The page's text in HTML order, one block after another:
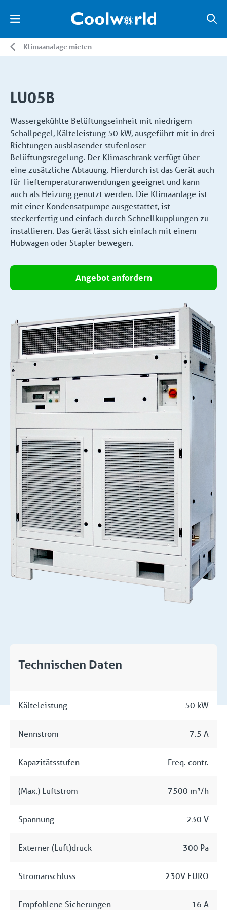
Klimaanalage mieten
LU05B
Wassergekühlte Belüftungseinheit mit niedrigem
Schallpegel, Kälteleistung 50 kW, ausgeführt mit in drei
Richtungen ausblasender stufenloser
Belüftungsregelung. Der Klimaschrank verfügt über
eine zusätzliche Abtauung. Hierdurch ist das Gerät auch
für Tieftemperaturanwendungen geeignet und kann
auch als Heizung genutzt werden. Die Klimaanlage ist
mit einer Kondensatpumpe ausgestattet, ist
steckerfertig und einfach durch Schnellkupplungen zu
installieren. Das Gerät lässt sich einfach mit einem
Hubwagen oder Stapler bewegen.
Angebot anfordern
Technischen Daten
Kälteleistung 50 kW
Nennstrom 7.5 A
Kapazitätsstufen Freq. contr.
(Max.) Luftstrom 7500 m³/h
Spannung 230 V
Externer (Luft)druck 300 Pa
Stromanschluss 230V EURO
Empfohlene Sicherungen 16 A